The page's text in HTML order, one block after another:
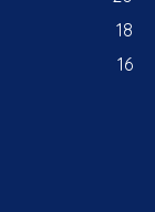
18
16